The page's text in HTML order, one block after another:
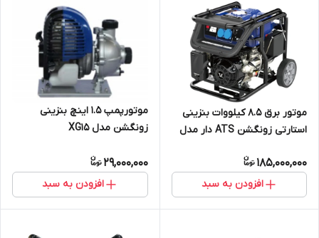
موتور برق 8.5 کیلووات بنزینی
استارتی زونگشن ATS دار مدل
185,000,000
افزودن به سبد
موتورپمپ 1.5 اینچ بنزینی
زونگشن مدل XG15
29,000,000
افزودن به سبد